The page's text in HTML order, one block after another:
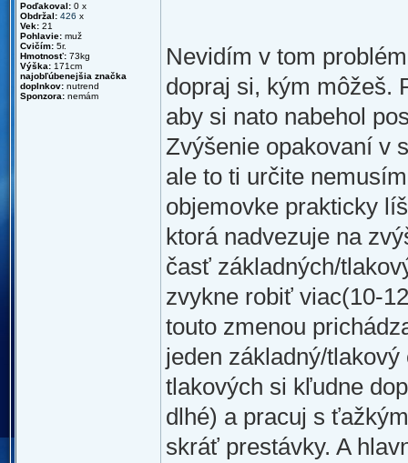
Poďakoval: 0 x
Obdržal: 426 x
Vek: 21
Pohlavie: muž
Cvičím: 5r.
Hmotnosť: 73kg
Výška: 171cm
najobľúbenejšia značka
doplnkov: nutrend
Sponzora: nemám
Nevidím v tom
dopraj si, kým môžeš.
aby si nato nabehol
Zvýšenie opakovaní v
ale to ti určite
objemovke prakticky
ktorá nadvezuje na
časť základných/
zvykne robiť viac(10-
touto zmenou
jeden základný/
tlakových si kľudne
dlhé) a pracuj s
skráť prestávky. A